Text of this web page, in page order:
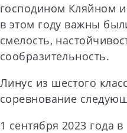
господином Кляйном
в этом году важны
смелость,
сообразительность.
Линус из шестого
соревнование
1 сентября 2023 года